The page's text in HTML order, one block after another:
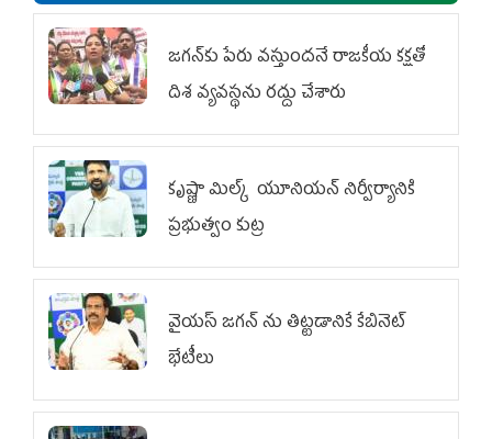
జగన్‌కు పేరు వస్తుందనే రాజకీయ కక్షతో
దిశ వ్య‌వ‌స్థ‌ను రద్దు చేశారు
కృష్ణా మిల్క్‌ యూనియన్‌ నిర్వీర్యానికి
ప్రభుత్వం కుట్ర
వైయ‌స్ జగన్‌ ను తిట్టడానికే కేబినెట్‌
భేటీలు